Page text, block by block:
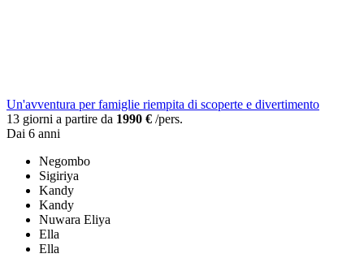
Un'avventura per famiglie riempita di scoperte e divertimento
13 giorni a partire da 1990 € /pers.
Dai 6 anni
Negombo
Sigiriya
Kandy
Kandy
Nuwara Eliya
Ella
Ella